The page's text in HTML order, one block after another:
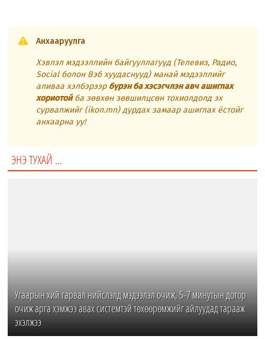
Анхааруулга
Хэвлэл мэдээллийн байгууллагууд (Телевиз, Радио,
Social болон Вэб хуудаснууд) манай мэдээллийг
аливаа хэлбэрээр бүрэн ба хэсэгчлэн авч ашиглах
хориотойба зөвхөн зөвшилцсөн тохиолдолд эх
сурвалжийг (ikon.mn) дурдах замаар ашиглах ёстойг
анхаарна уу!
ЭНЭ ТУХАЙ ...
Угаарын хий гарвал нийслэлд мэдээлэл очиж, 5-7 минутын дотор
очиж арга хэмжээ авах системтэй төхөөрөмжийг айлуудад тарааж
эхэлжээ